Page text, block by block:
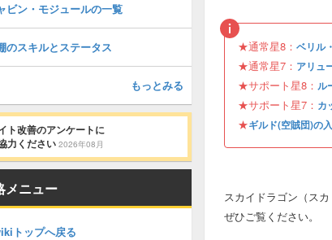
★通常星8： ベリル
★通常星7： アリュ
★サポート星8： ル
★サポート星7： カ
★ギルド(空賊団)の
スカイドラゴン（ス
ぜひご覧ください。
ビン・モジュールの一覧
のスキルとステータス
もっとみる
ト改善のアンケートに
力ください 2026年08月
メニュー
トップへ戻る